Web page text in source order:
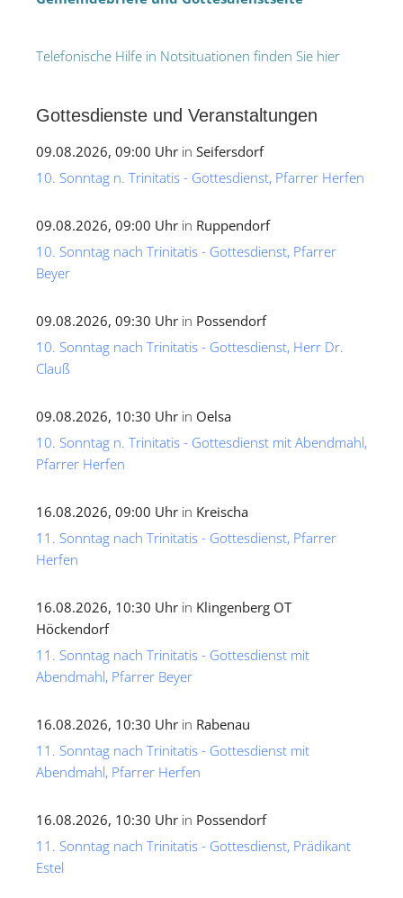
Telefonische Hilfe in Notsituationen finden Sie hier
Gottesdienste und Veranstaltungen
09.08.2026, 09:00 Uhr in Seifersdorf
10. Sonntag n. Trinitatis - Gottesdienst, Pfarrer Herfen
09.08.2026, 09:00 Uhr in Ruppendorf
10. Sonntag nach Trinitatis - Gottesdienst, Pfarrer
Beyer
09.08.2026, 09:30 Uhr in Possendorf
10. Sonntag nach Trinitatis - Gottesdienst, Herr Dr.
Clauß
09.08.2026, 10:30 Uhr in Oelsa
10. Sonntag n. Trinitatis - Gottesdienst mit Abendmahl,
Pfarrer Herfen
16.08.2026, 09:00 Uhr in Kreischa
11. Sonntag nach Trinitatis - Gottesdienst, Pfarrer
Herfen
16.08.2026, 10:30 Uhr in Klingenberg OT
Höckendorf
11. Sonntag nach Trinitatis - Gottesdienst mit
Abendmahl, Pfarrer Beyer
16.08.2026, 10:30 Uhr in Rabenau
11. Sonntag nach Trinitatis - Gottesdienst mit
Abendmahl, Pfarrer Herfen
16.08.2026, 10:30 Uhr in Possendorf
11. Sonntag nach Trinitatis - Gottesdienst, Prädikant
Estel